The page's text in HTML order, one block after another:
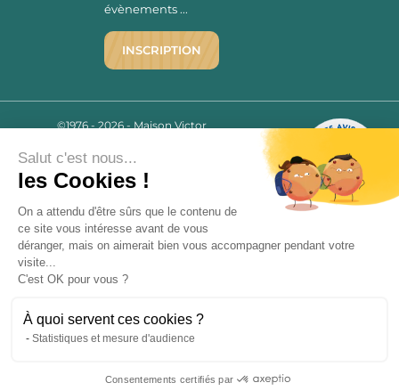
2780 AVIS
9.7/10
évènements ...
INSCRIPTION
©1976 - 2026 - Maison Victor
Mentions légales
C.G.V.
Politique de confidentialité
FAQ
Livraisons
modération. La vente d’alcool est strictement interdite aux mineurs.
Salut c'est nous...
les Cookies !
On a attendu d'être sûrs que le contenu de
ce site vous intéresse avant de vous
déranger, mais on aimerait bien vous accompagner pendant votre
visite...
C'est OK pour vous ?
À quoi servent ces cookies ?
Statistiques et mesure d'audience
Consentements certifiés par